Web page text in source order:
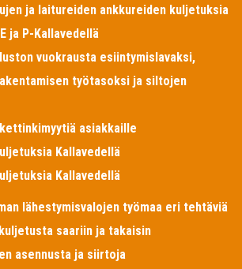
ja laitureiden ankkureiden kuljetuksia
ja P-Kallavedellä
vuokrausta esiintymislavaksi,
työtasoksi ja siltojen
asiakkaille
Kallavedellä
Kallavedellä
lähestymisvalojen työmaa eri tehtäviä
saariin ja takaisin
asennusta ja siirtoja